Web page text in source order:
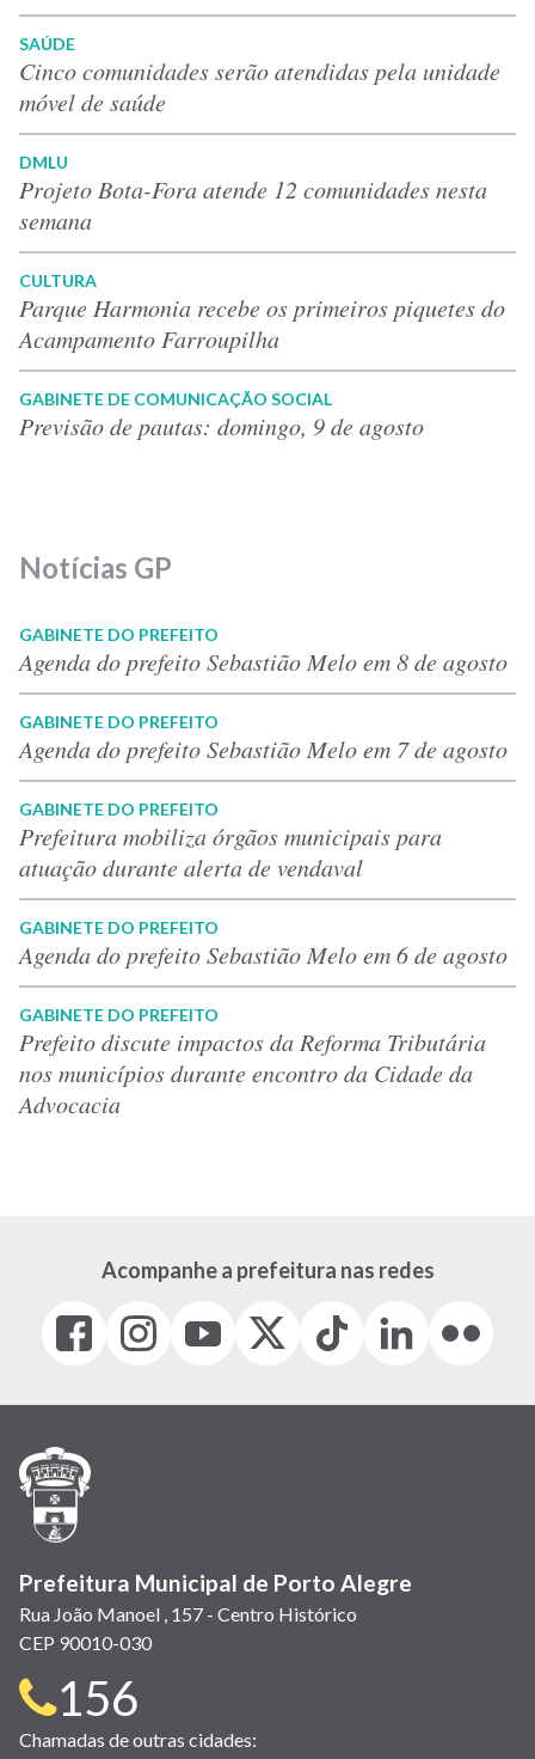
SAÚDE
Cinco comunidades serão atendidas pela unidade
móvel de saúde
DMLU
Projeto Bota-Fora atende 12 comunidades nesta
semana
CULTURA
Parque Harmonia recebe os primeiros piquetes do
Acampamento Farroupilha
GABINETE DE COMUNICAÇÃO SOCIAL
Previsão de pautas: domingo, 9 de agosto
Notícias GP
GABINETE DO PREFEITO
Agenda do prefeito Sebastião Melo em 8 de agosto
GABINETE DO PREFEITO
Agenda do prefeito Sebastião Melo em 7 de agosto
GABINETE DO PREFEITO
Prefeitura mobiliza órgãos municipais para
atuação durante alerta de vendaval
GABINETE DO PREFEITO
Agenda do prefeito Sebastião Melo em 6 de agosto
GABINETE DO PREFEITO
Prefeito discute impactos da Reforma Tributária
nos municípios durante encontro da Cidade da
Advocacia
Acompanhe a prefeitura nas redes
Facebook
(link
em
janela)
Instagram
(link
em
(link
em
(Antigo
(link
Tiktok
(link
em
LinkedIn
(link
em
(link
em
Prefeitura Municipal de Porto Alegre
Rua João Manoel , 157 - Centro Histórico
CEP 90010-030
Telefone
para
156
Chamadas de outras cidades: